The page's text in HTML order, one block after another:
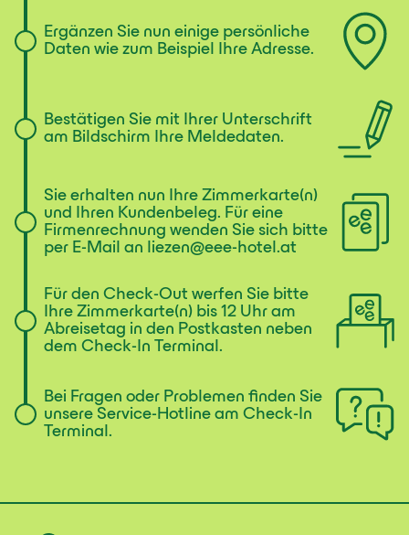
Ergänzen Sie nun einige persönliche
Daten wie zum Beispiel Ihre Adresse.
Bestätigen Sie mit Ihrer Unterschrift
am Bildschirm Ihre Meldedaten.
Sie erhalten nun Ihre Zimmerkarte(n)
und Ihren Kundenbeleg. Für eine
Firmenrechnung wenden Sie sich bitte
per E-Mail an liezen@eee-hotel.at
Für den Check-Out werfen Sie bitte
Ihre Zimmerkarte(n) bis 12 Uhr am
Abreisetag in den Postkasten neben
dem Check-In Terminal.
Bei Fragen oder Problemen finden Sie
unsere Service-Hotline am Check-In
Terminal.